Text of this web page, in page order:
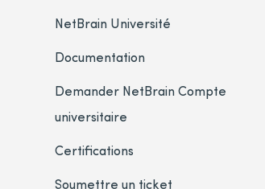
NetBrain Université
Documentation
Demander NetBrain Compte
universitaire
Certifications
Soumettre un ticket